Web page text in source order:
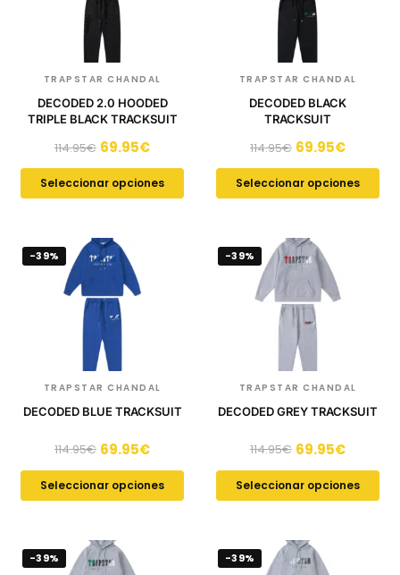
TRAPSTAR CHANDAL
DECODED 2.0 HOODED
TRIPLE BLACK TRACKSUIT
114.95€ 69.95€
Seleccionar opciones
TRAPSTAR CHANDAL
DECODED BLACK
TRACKSUIT
114.95€ 69.95€
Seleccionar opciones
-39%
TRAPSTAR CHANDAL
DECODED BLUE TRACKSUIT
114.95€ 69.95€
Seleccionar opciones
-39%
TRAPSTAR CHANDAL
DECODED GREY TRACKSUIT
114.95€ 69.95€
Seleccionar opciones
-39% -39%